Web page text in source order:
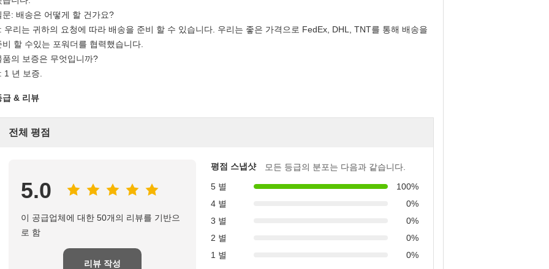
문: 배송은 어떻게 할 건가요?
우리는 귀하의 요청에 따라 배송을 준비 할 수 있습니다. 우리는 좋은 가격으로 FedEx, DHL, TNT를 통해 배송을
비 할 수있는 포워더를 협력했습니다.
품의 보증은 무엇입니까?
1 년 보증.
급 & 리뷰
전체 평점
5.0
이 공급업체에 대한 50개의 리뷰를 기반으
로 함
리뷰 작성
평점 스냅샷
모든 등급의 분포는 다음과 같습니다.
5 별
100%
4 별
0%
3 별
0%
2 별
0%
1 별
0%